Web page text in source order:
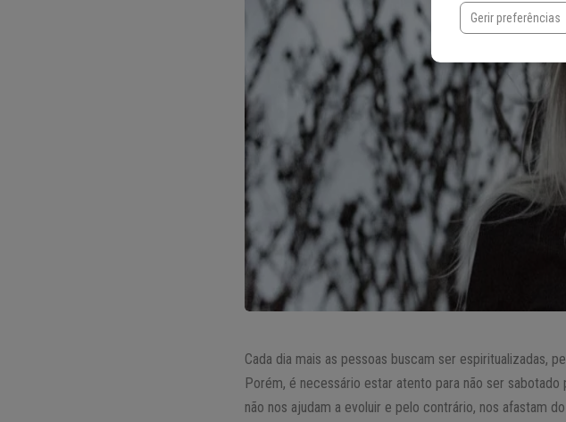
Cada dia mais as pessoas buscam ser espiritualizadas,
Porém, é necessário estar atento para não ser
não nos ajudam a evoluir e pelo contrário, nos afastam
Gerir preferências